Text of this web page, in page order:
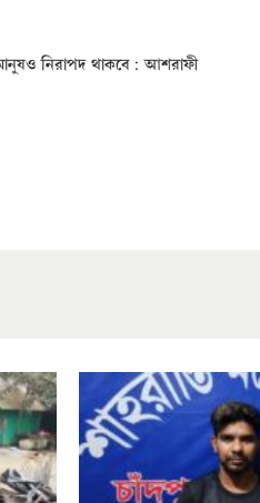
নিরাপদ থাকবে: আশরাফী